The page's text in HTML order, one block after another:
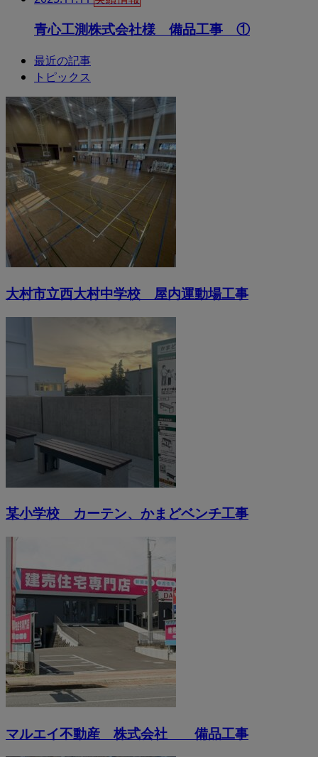
青心工測株式会社様 備品工事 ①
最近の記事
トピックス
大村市立西大村中学校 屋内運動場工事
某小学校 カーテン、かまどベンチ工事
マルエイ不動産 株式会社 備品工事